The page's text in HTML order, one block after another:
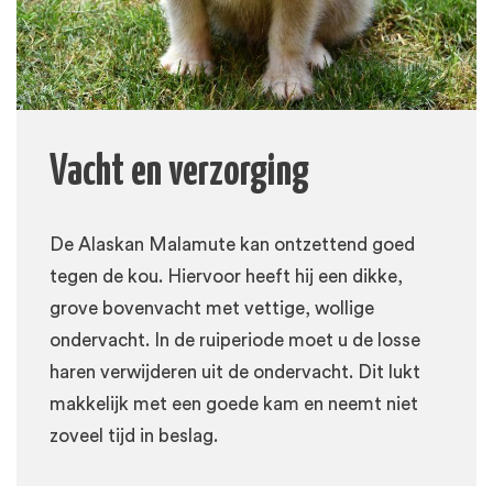
Vacht en verzorging
De Alaskan Malamute kan ontzettend goed
tegen de kou. Hiervoor heeft hij een dikke,
grove bovenvacht met vettige, wollige
ondervacht. In de ruiperiode moet u de losse
haren verwijderen uit de ondervacht. Dit lukt
makkelijk met een goede kam en neemt niet
zoveel tijd in beslag.